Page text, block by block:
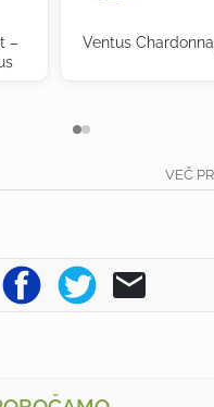
–
Ventus
VEČ